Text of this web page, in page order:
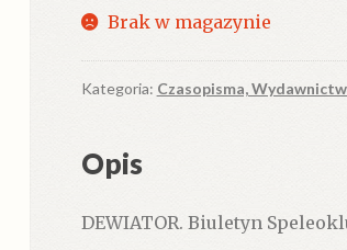
Brak w magazynie
Kategoria: Czasopisma,
Opis
DEWIATOR. Biuletyn